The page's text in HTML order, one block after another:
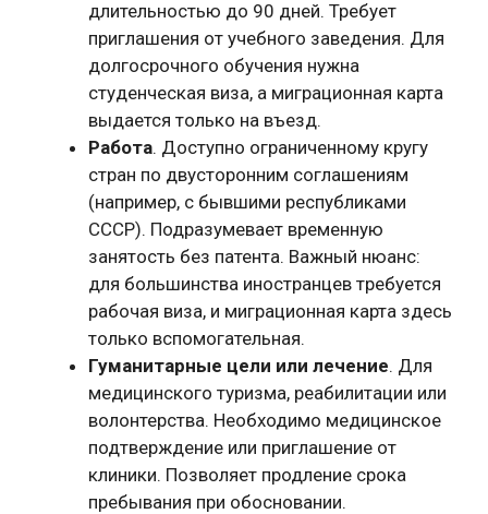
длительностью до 90 дней. Требует
приглашения от учебного заведения. Для
долгосрочного обучения нужна
студенческая виза, а миграционная карта
выдается только на въезд.
Работа. Доступно ограниченному кругу
стран по двусторонним соглашениям
(например, с бывшими республиками
СССР). Подразумевает временную
занятость без патента. Важный нюанс:
для большинства иностранцев требуется
рабочая виза, и миграционная карта здесь
только вспомогательная.
Гуманитарные цели или лечение. Для
медицинского туризма, реабилитации или
волонтерства. Необходимо медицинское
подтверждение или приглашение от
клиники. Позволяет продление срока
пребывания при обосновании.